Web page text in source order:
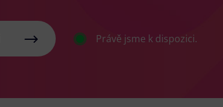
Právě jsme k dispozici.